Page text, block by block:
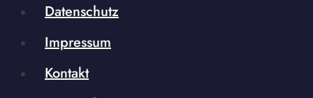
Datenschutz
Impressum
Kontakt